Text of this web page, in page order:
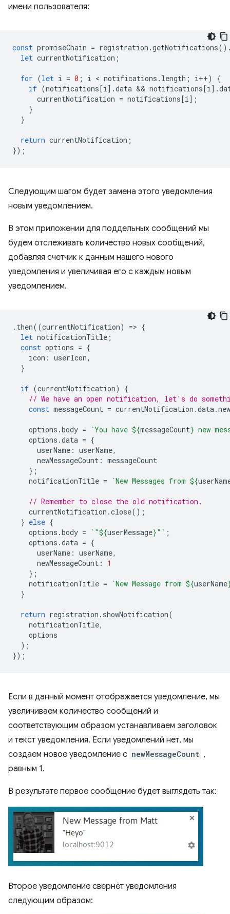
имени пользователя:
const promiseChain = registration .getNotifications
let currentNotification ;
for (let i = 0 ; i < notifications . length ; i++)
{
if (notifications[i].data && notifications[i].
currentNotification = notifications[i];
}
}
return currentNotification ;
});
Следующим шагом будет замена этого уведомления
новым уведомлением.
В этом приложении для поддельных сообщений мы
будем отслеживать количество новых сообщений,
добавляя счетчик к данным нашего нового
уведомления и увеличивая его с каждым новым
уведомлением.
. then((currentNotification) => {
let notificationTitle ;
const options = {
icon : userIcon,
}
if (currentNotification)
{
// We have an open notification, let's do
const messageCount = currentNotification .data.
options .body = `You have ${messageCount} new
options .data = {
userName : userName,
newMessageCount : messageCount
};
notificationTitle = `New Messages from ${
// Remember to close the old notification.
currentNotification .close();
} else {
options .body = `"${userMessage}"` ;
options .data = {
userName : userName,
newMessageCount :
1
};
notificationTitle = `New Message from ${userName
}
return registration . showNotification(
notificationTitle,
options
);
});
Если в данный момент отображается уведомление, мы
увеличиваем количество сообщений и
соответствующим образом устанавливаем заголовок
и текст уведомления. Если уведомлений нет, мы
создаем новое уведомление с newMessageCount ,
равным 1.
В результате первое сообщение будет выглядеть так:
Второе уведомление свернёт уведомления
следующим образом: